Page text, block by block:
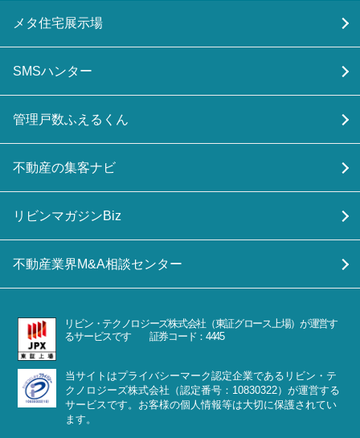
メタ住宅展示場
SMSハンター
管理戸数ふえるくん
不動産の集客ナビ
リビンマガジンBiz
不動産業界M&A相談センター
リビン・テクノロジーズ株式会社（東証グロース上場）が運営す
るサービスです 証券コード：4445
当サイトはプライバシーマーク認定企業であるリビン・テ
クノロジーズ株式会社（認定番号：10830322）が運営する
サービスです。お客様の個人情報等は大切に保護されてい
ます。